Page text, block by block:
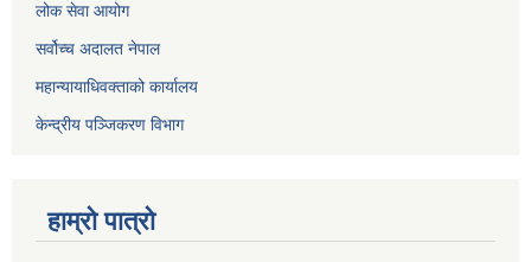
लोक सेवा आयोग
सर्वोच्च अदालत नेपाल
महान्यायाधिवक्ताको कार्यालय
केन्द्रीय पञ्जिकरण विभाग
हाम्रो पात्रो